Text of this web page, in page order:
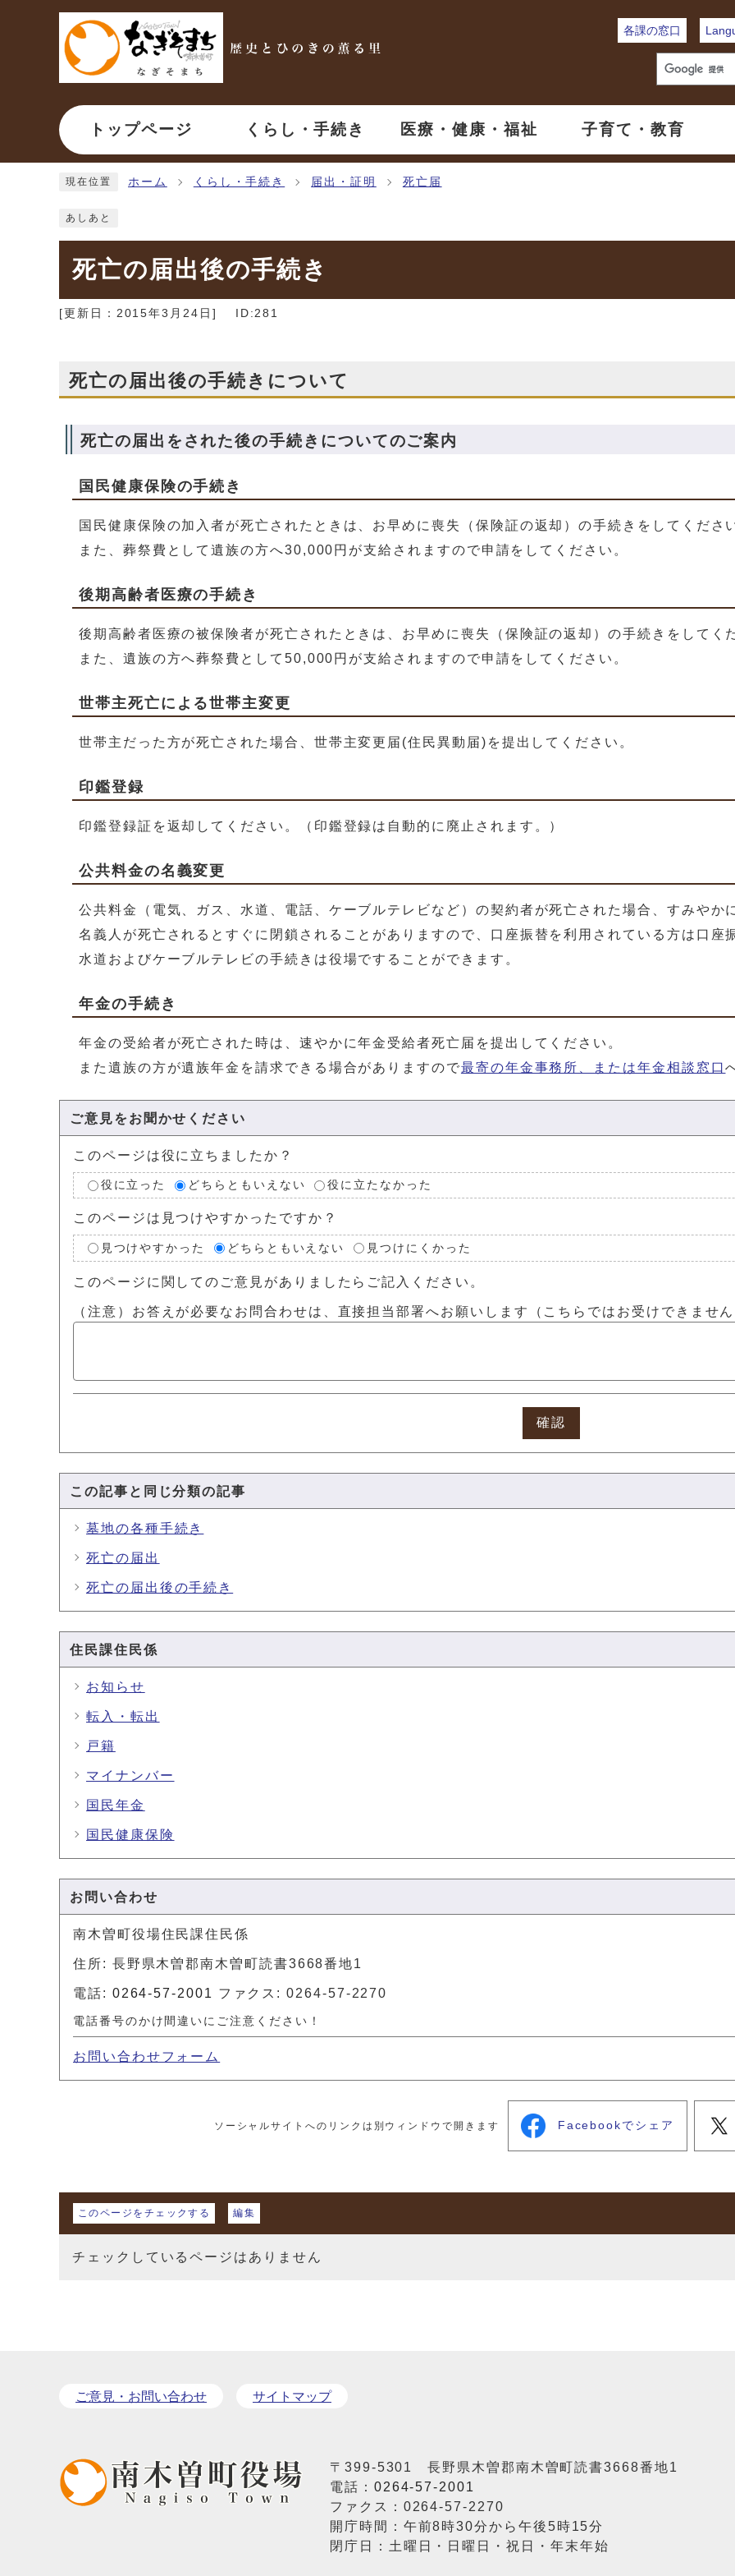
ページの先頭です
各課の窓口
トップページ くらし・手続き 医療・健康・福祉 子育て・教育
現在位置 ホーム くらし・手続き 届出・証明 死亡届
あしあと
死亡の届出後の手続き
[更新日： 2015年3月24日 ] ID:281
死亡の届出後の手続きについて
死亡の届出をされた後の手続きについてのご案内
国民健康保険の手続き
国民健康保険の加入者が死亡されたときは、お早めに喪失（保険証の返却）の手続きをしてくださ
また、葬祭費として遺族の方へ30,000円が支給されますので申請をしてください。
後期高齢者医療の手続き
後期高齢者医療の被保険者が死亡されたときは、お早めに喪失（保険証の返却）の手続きをしてく
また、遺族の方へ葬祭費として50,000円が支給されますので申請をしてください。
世帯主死亡による世帯主変更
世帯主だった方が死亡された場合、世帯主変更届(住民異動届)を提出してください。
印鑑登録
印鑑登録証を返却してください。（印鑑登録は自動的に廃止されます。）
公共料金の名義変更
公共料金（電気、ガス、水道、電話、ケーブルテレビなど）の契約者が死亡された場合、すみや
名義人が死亡されるとすぐに閉鎖されることがありますので、口座振替を利用されている方は口座
水道およびケーブルテレビの手続きは役場ですることができます。
年金の手続き
年金の受給者が死亡された時は、速やかに年金受給者死亡届を提出してください。
また遺族の方が遺族年金を請求できる場合がありますので最寄の年金事務所、または年金相談窓口
ご意見をお聞かせください
このページは役に立ちましたか？
役に立った どちらともいえない 役に立たなかった
このページは見つけやすかったですか？
見つけやすかった どちらともいえない 見つけにくかった
このページに関してのご意見がありましたらご記入ください。
（注意）お答えが必要なお問合わせは、直接担当部署へお願いします（こちらではお受けできませ
確認
この記事と同じ分類の記事
墓地の各種手続き
死亡の届出
死亡の届出後の手続き
住民課住民係
お知らせ
転入・転出
戸籍
マイナンバー
国民年金
国民健康保険
お問い合わせ
南木曽町役場住民課住民係
住所: 長野県木曽郡南木曽町読書3668番地1
電話: 0264-57-2001 ファクス: 0264-57-2270
電話番号のかけ間違いにご注意ください！
お問い合わせフォーム
ソーシャルサイトへのリンクは別ウィンドウで開きます Facebookでシェア
マイページ
このページをチェックする 編集
チェックしているページはありません
ご意見・お問い合わせ サイトマップ
〒399-5301 長野県木曽郡南木曽町読書3668番地1
電話： 0264-57-2001
ファクス：0264-57-2270
開庁時間：午前8時30分から午後5時15分
閉庁日：土曜日・日曜日・祝日・年末年始